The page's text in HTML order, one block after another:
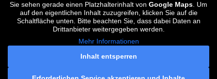
Sie sehen gerade einen Platzhalterinhalt von Google Maps . Um
auf den eigentlichen Inhalt zuzugreifen, klicken Sie auf die
Schaltfläche unten. Bitte beachten Sie, dass dabei Daten an
Drittanbieter weitergegeben werden.
Mehr Informationen
Inhalt entsperren